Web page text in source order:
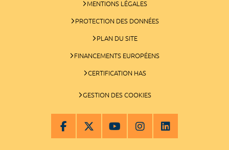
MENTIONS LÉGALES
PROTECTION DES DONNÉES
PLAN DU SITE
FINANCEMENTS EUROPÉENS
CERTIFICATION HAS
GESTION DES COOKIES